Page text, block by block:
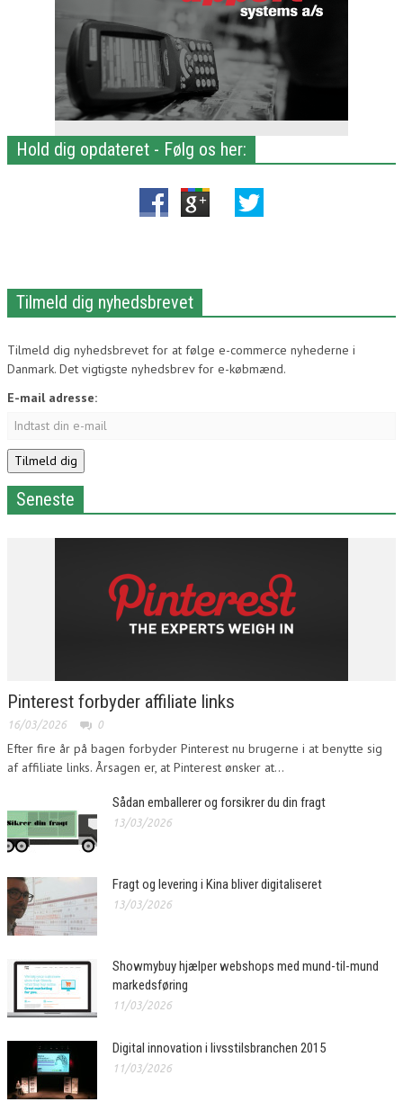
Hold dig opdateret - Følg os her:
Tilmeld dig nyhedsbrevet
Tilmeld dig nyhedsbrevet for at følge e-commerce nyhederne i
Danmark. Det vigtigste nyhedsbrev for e-købmænd.
E-mail adresse:
Seneste
Pinterest forbyder affiliate links
16/03/2026 0
Efter fire år på bagen forbyder Pinterest nu brugerne i at benytte sig
af affiliate links. Årsagen er, at Pinterest ønsker at...
Sådan emballerer og forsikrer du din fragt
13/03/2026
Fragt og levering i Kina bliver digitaliseret
13/03/2026
Showmybuy hjælper webshops med mund-til-mund
markedsføring
11/03/2026
Digital innovation i livsstilsbranchen 2015
11/03/2026